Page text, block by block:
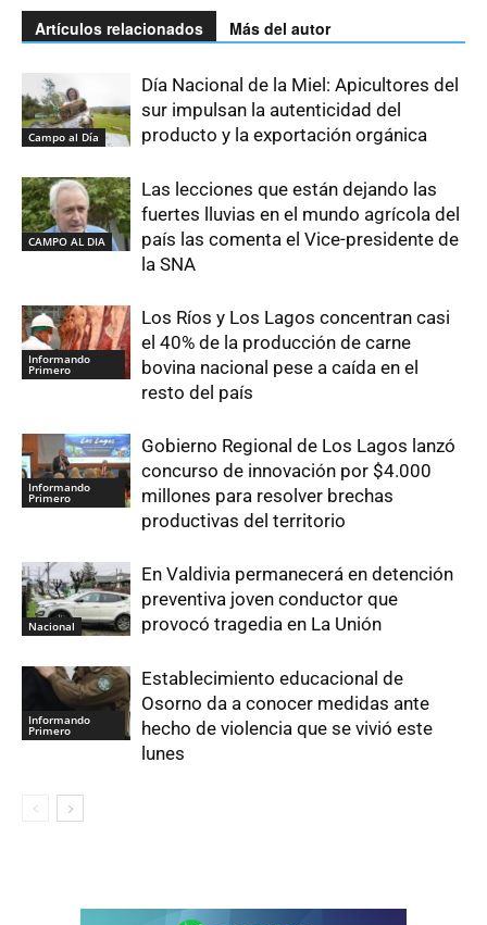
Artículos relacionados Más del autor
Campo al Día
Día Nacional de la Miel: Apicultores del
sur impulsan la autenticidad del
producto y la exportación orgánica
CAMPO AL DIA
Las lecciones que están dejando las
fuertes lluvias en el mundo agrícola del
país las comenta el Vice-presidente de
la SNA
Informando
Primero
Los Ríos y Los Lagos concentran casi
el 40% de la producción de carne
bovina nacional pese a caída en el
resto del país
Informando
Primero
Gobierno Regional de Los Lagos lanzó
concurso de innovación por $4.000
millones para resolver brechas
productivas del territorio
Nacional
En Valdivia permanecerá en detención
preventiva joven conductor que
provocó tragedia en La Unión
Informando
Primero
Establecimiento educacional de
Osorno da a conocer medidas ante
hecho de violencia que se vivió este
lunes